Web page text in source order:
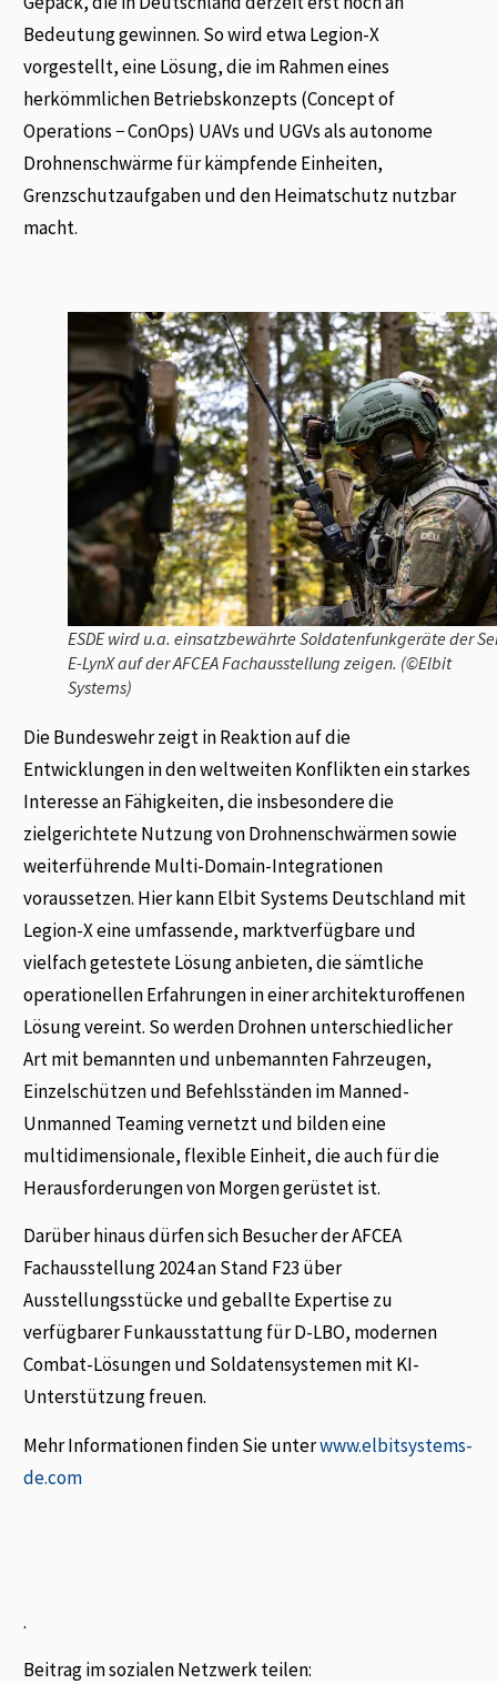
Bedeutung gewinnen. So wird etwa Legion-X
vorgestellt, eine Lösung, die im Rahmen eines
herkömmlichen Betriebskonzepts (Concept of
Operations − ConOps) UAVs und UGVs als autonome
Drohnenschwärme für kämpfende Einheiten,
Grenzschutzaufgaben und den Heimatschutz nutzbar
macht.
ESDE wird u.a. einsatzbewährte Soldatenfunkgeräte der
E-LynX auf der AFCEA Fachausstellung zeigen. (©Elbit
Systems)
Die Bundeswehr zeigt in Reaktion auf die
Entwicklungen in den weltweiten Konflikten ein starkes
Interesse an Fähigkeiten, die insbesondere die
zielgerichtete Nutzung von Drohnenschwärmen sowie
weiterführende Multi-Domain-Integrationen
voraussetzen. Hier kann Elbit Systems Deutschland mit
Legion-X eine umfassende, marktverfügbare und
vielfach getestete Lösung anbieten, die sämtliche
operationellen Erfahrungen in einer architekturoffenen
Lösung vereint. So werden Drohnen unterschiedlicher
Art mit bemannten und unbemannten Fahrzeugen,
Einzelschützen und Befehlsständen im Manned-
Unmanned Teaming vernetzt und bilden eine
multidimensionale, flexible Einheit, die auch für die
Herausforderungen von Morgen gerüstet ist.
Darüber hinaus dürfen sich Besucher der AFCEA
Fachausstellung 2024 an Stand F23 über
Ausstellungsstücke und geballte Expertise zu
verfügbarer Funkausstattung für D-LBO, modernen
Combat-Lösungen und Soldatensystemen mit KI-
Unterstützung freuen.
Mehr Informationen finden Sie unterwww.elbitsystems-
de.com
.
Beitrag im sozialen Netzwerk teilen: